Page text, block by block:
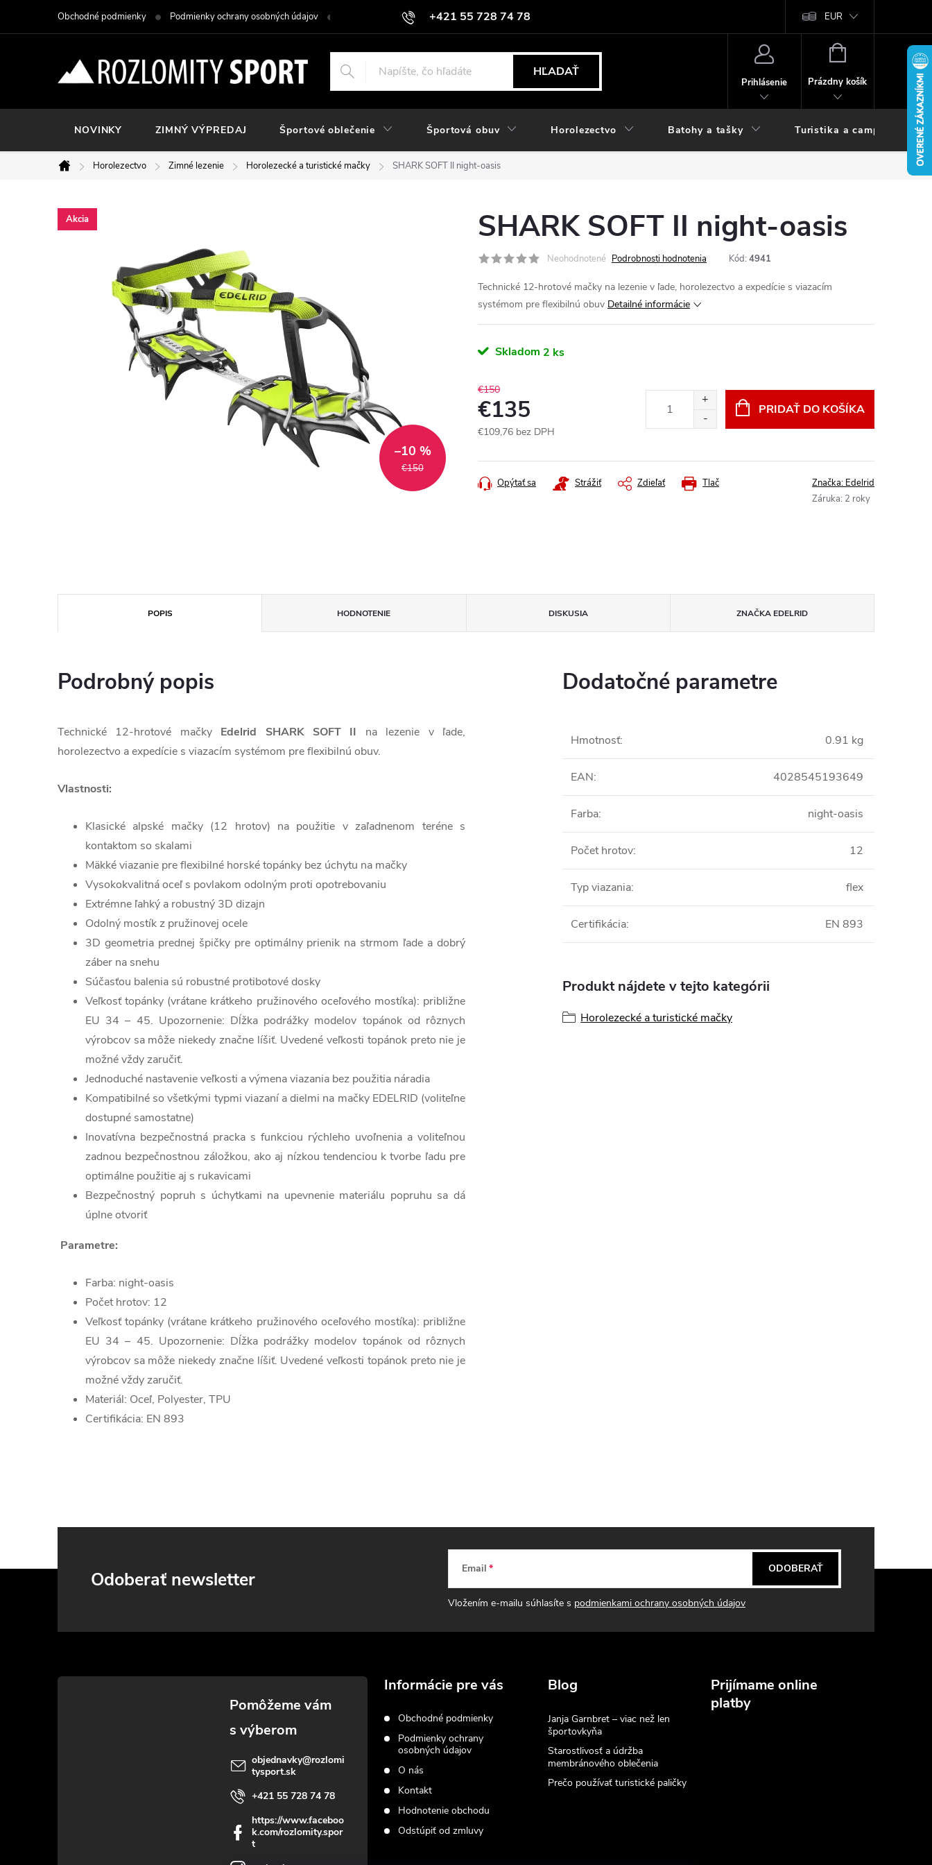
+421 55 728 74 78
objednavky@rozlomitysport.sk
Obchodné podmienky Podmienky ochrany osobných údajov Kontakt Hodnotenie obchodu EUR
HĽADAŤ
Prihlásenie
NÁKUPNÝ
Prázdny košík
NOVINKY ZIMNÝ VÝPREDAJ Športové oblečenie Športová obuv Horolezectvo Batohy a tašky Turistika a camping
Domov
Horolezectvo Zimné lezenie Horolezecké a turistické mačky SHARK SOFT II night-oasis
Akcia
€150
–10 %
SHARK SOFT II night-oasis
Neohodnotené Podrobnosti hodnotenia Kód: 4941
Technické 12-hrotové mačky na lezenie v ľade, horolezectvo a expedície s viazacím
systémom pre flexibilnú obuv Detailné informácie
Skladom 2 ks
€150
€135
€109,76 bez DPH
cena:
PRIDAŤ DO KOŠÍKA
Tlač
Opýtať sa Strážiť Zdieľať Značka: Edelrid
Záruka: 2 roky
POPIS HODNOTENIE DISKUSIA ZNAČKAEDELRID
Podrobný popis
Technické 12-hrotové mačky Edelrid SHARK SOFT II na lezenie v ľade,
horolezectvo a expedície s viazacím systémom pre flexibilnú obuv.
Vlastnosti:
Klasické alpské mačky (12 hrotov) na použitie v zaľadnenom teréne s
kontaktom so skalami
Mäkké viazanie pre flexibilné horské topánky bez úchytu na mačky
Vysokokvalitná oceľ s povlakom odolným proti opotrebovaniu
Extrémne ľahký a robustný 3D dizajn
Odolný mostík z pružinovej ocele
3D geometria prednej špičky pre optimálny prienik na strmom ľade a dobrý
záber na snehu
Súčasťou balenia sú robustné protibotové dosky
Veľkosť topánky (vrátane krátkeho pružinového oceľového mostíka): približne
EU 34 – 45. Upozornenie: Dĺžka podrážky modelov topánok od rôznych
výrobcov sa môže niekedy značne líšiť. Uvedené veľkosti topánok preto nie je
možné vždy zaručiť.
Jednoduché nastavenie veľkosti a výmena viazania bez použitia náradia
Kompatibilné so všetkými typmi viazaní a dielmi na mačky EDELRID (voliteľne
dostupné samostatne)
Inovatívna bezpečnostná pracka s funkciou rýchleho uvoľnenia a voliteľnou
zadnou bezpečnostnou záložkou, ako aj nízkou tendenciou k tvorbe ľadu pre
optimálne použitie aj s rukavicami
Bezpečnostný popruh s úchytkami na upevnenie materiálu popruhu sa dá
úplne otvoriť
Parametre:
Farba: night-oasis
Počet hrotov: 12
Veľkosť topánky (vrátane krátkeho pružinového oceľového mostíka): približne
EU 34 – 45. Upozornenie: Dĺžka podrážky modelov topánok od rôznych
výrobcov sa môže niekedy značne líšiť. Uvedené veľkosti topánok preto nie je
možné vždy zaručiť.
Materiál: Oceľ, Polyester, TPU
Certifikácia: EN 893
Dodatočné parametre
Hmotnosť: 0.91 kg
EAN: 4028545193649
Farba: night-oasis
Počet hrotov: 12
Typ viazania: flex
Certifikácia: EN 893
Produkt nájdete v tejto kategórii
Horolezecké a turistické mačky
Odoberať newsletter Email
Vložením e-mailu súhlasíte s podmienkami ochrany osobných údajov
ODOBERAŤ
objednavky@rozlomi
tysport.sk
+421 55 728 74 78
https://www.faceboo
k.com/rozlomity.spor
t
Informácie pre vás
Obchodné podmienky
Podmienky ochrany
osobných údajov
O nás
Kontakt
Hodnotenie obchodu
Odstúpiť od zmluvy
Blog
Janja Garnbret – viac než len
športovkyňa
Starostlivosť a údržba
membránového oblečenia
Prečo používať turistické paličky
Prijímame online
platby